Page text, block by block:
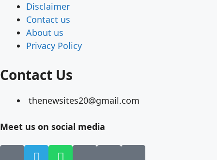
Disclaimer
Contact us
About us
Privacy Policy
Contact Us
thenewsites20@gmail.com
Meet us on social media